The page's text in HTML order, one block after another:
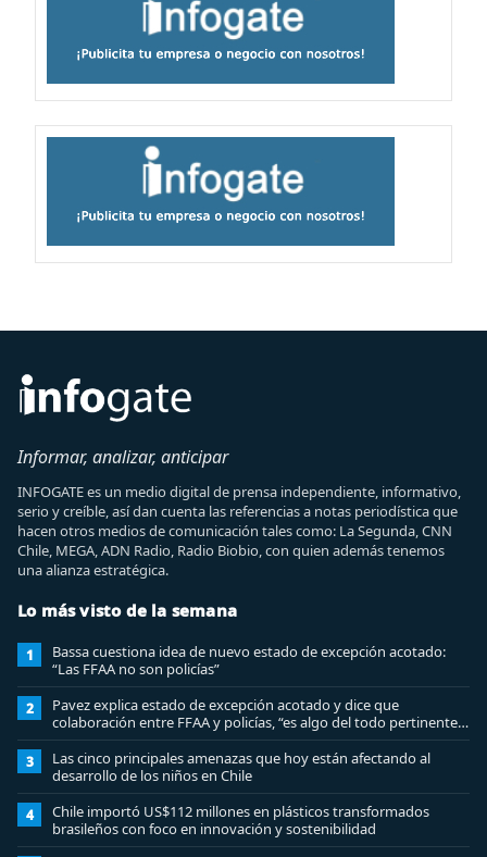
Informar, analizar, anticipar
INFOGATE es un medio digital de prensa independiente, informativo,
serio y creíble, así dan cuenta las referencias a notas periodística que
hacen otros medios de comunicación tales como: La Segunda, CNN
Chile, MEGA, ADN Radio, Radio Biobio, con quien además tenemos
una alianza estratégica.
Lo más visto de la semana
1
Bassa cuestiona idea de nuevo estado de excepción acotado:
“Las FFAA no son policías”
2
Pavez explica estado de excepción acotado y dice que
colaboración entre FFAA y policías, “es algo del todo pertinente
analizar”
3
Las cinco principales amenazas que hoy están afectando al
desarrollo de los niños en Chile
4
Chile importó US$112 millones en plásticos transformados
brasileños con foco en innovación y sostenibilidad